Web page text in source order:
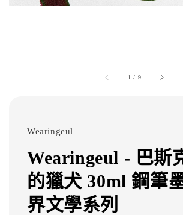
1 / 9
Wearingeul
Wearingeul - 巴斯
的獵犬 30ml 鋼筆
界文學系列